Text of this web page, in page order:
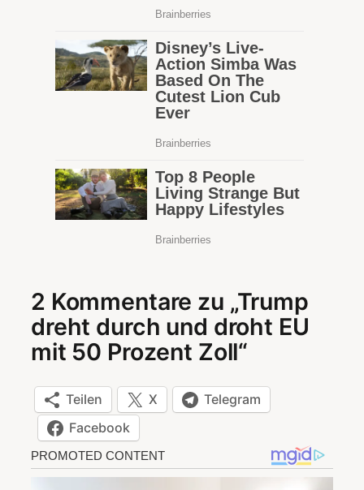
2 Kommentare zu „Trump
dreht durch und droht EU
mit 50 Prozent Zoll“
Teilen X
Telegram
Facebook